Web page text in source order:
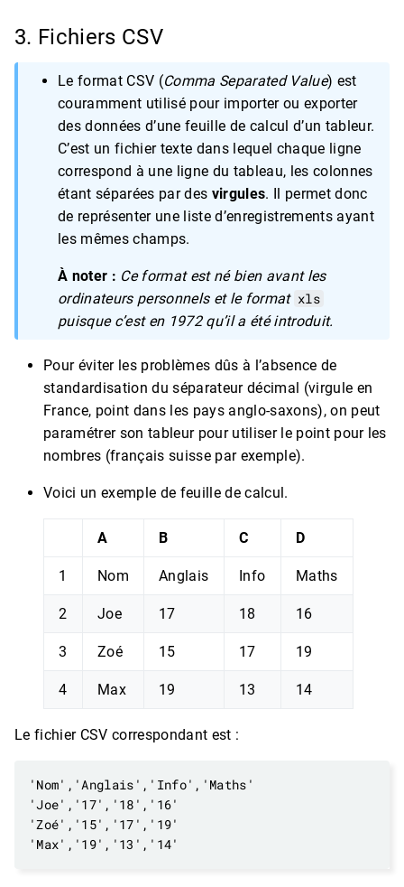
3. Fichiers CSV
Le format CSV (Comma Separated Value) est
couramment utilisé pour importer ou exporter
des données d’une feuille de calcul d’un tableur.
C’est un fichier texte dans lequel chaque ligne
correspond à une ligne du tableau, les colonnes
étant séparées par des virgules. Il permet donc
de représenter une liste d’enregistrements ayant
les mêmes champs.
À noter : Ce format est né bien avant les
ordinateurs personnels et le format xls
puisque c’est en 1972 qu’il a été introduit.
Pour éviter les problèmes dûs à l’absence de
standardisation du séparateur décimal (virgule en
France, point dans les pays anglo-saxons), on peut
paramétrer son tableur pour utiliser le point pour les
nombres (français suisse par exemple).
Voici un exemple de feuille de calcul.
A B C D
1 Nom Anglais Info Maths
2 Joe 17 18 16
3 Zoé 15 17 19
4 Max 19 13 14
Le fichier CSV correspondant est :